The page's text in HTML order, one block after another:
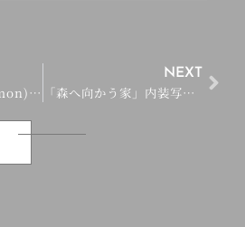
2/23(sun)～2/24(mon)「森へ向かう家」OPEN HOUSE開催！
NEXT
「森へ向かう家」内装写真公開！